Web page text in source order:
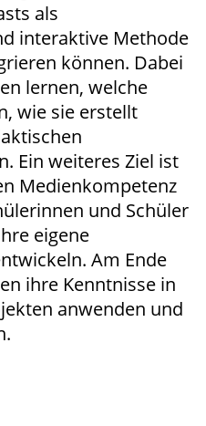
als
interaktive Methode
können. Dabei
lernen, welche
wie sie erstellt
Ein weiteres Ziel ist
Medienkompetenz
und Schüler
eigene
Am Ende
ihre Kenntnisse in
anwenden und